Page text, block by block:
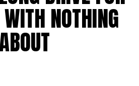
NOTHING